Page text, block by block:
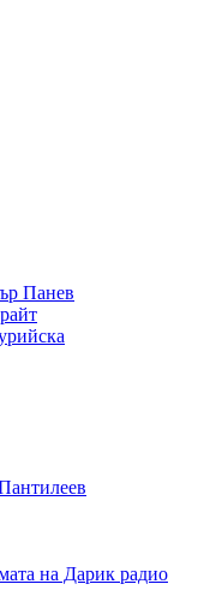
Панев
на Дарик радио